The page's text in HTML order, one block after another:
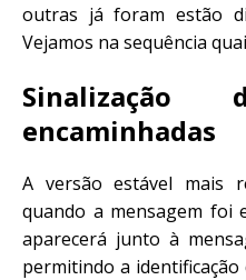
outras já foram estão
Vejamos na sequência
Sinalização
encaminhadas
A versão estável mais
quando a mensagem foi
aparecerá junto à
permitindo a